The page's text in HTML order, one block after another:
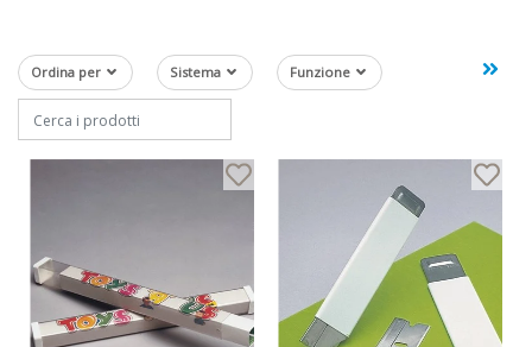
Ordina per Sistema Funzione